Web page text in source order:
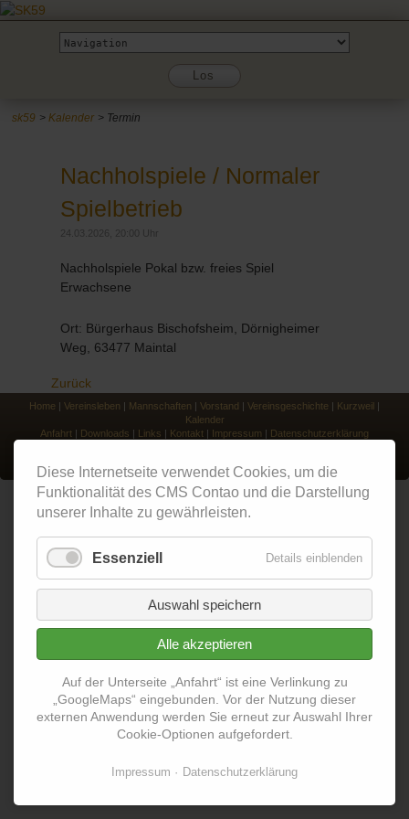
Zielseite
Los
sk59 Kalender Termin
Nachholspiele / Normaler
Spielbetrieb
24.03.2026, 20:00 Uhr
Nachholspiele Pokal bzw. freies Spiel
Erwachsene
Ort: Bürgerhaus Bischofsheim, Dörnigheimer
Weg, 63477 Maintal
Zurück
Home Vereinsleben Mannschaften Vorstand Vereinsgeschichte Kurzweil
Kalender
Anfahrt
Downloads Links Kontakt Impressum Datenschutzerklärung
Diese Internetseite verwendet Cookies, um die
Funktionalität des CMS Contao und die Darstellung
unserer Inhalte zu gewährleisten.
Essenziell Details einblenden
Auswahl speichern
Alle akzeptieren
Auf der Unterseite „Anfahrt“ ist eine Verlinkung zu
„GoogleMaps“ eingebunden. Vor der Nutzung dieser
externen Anwendung werden Sie erneut zur Auswahl Ihrer
Cookie-Optionen aufgefordert.
Impressum Datenschutzerklärung